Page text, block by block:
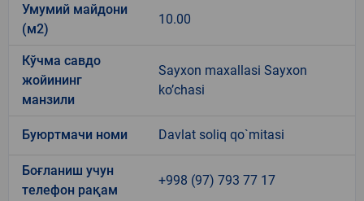
Умумий майдони
(м2)
10.00
Кўчма савдо
жойининг
манзили
Sayxon maxallasi Sayxon
ko’chasi
Буюртмачи номи Davlat soliq qo`mitasi
Боғланиш учун
телефон рақам
+998 (97) 793 77 17